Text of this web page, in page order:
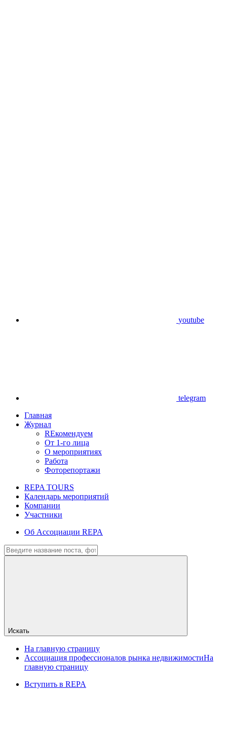
youtube
telegram
Главная
Журнал
REкомендуем
От 1-го лица
О мероприятиях
Работа
Фоторепортажи
REPA TOURS
Календарь мероприятий
Компании
Участники
Об Ассоциации REPA
Искать
На главную страницу
Ассоциация профессионалов рынка недвижимостиНа
главную страницу
Вступить в REPA